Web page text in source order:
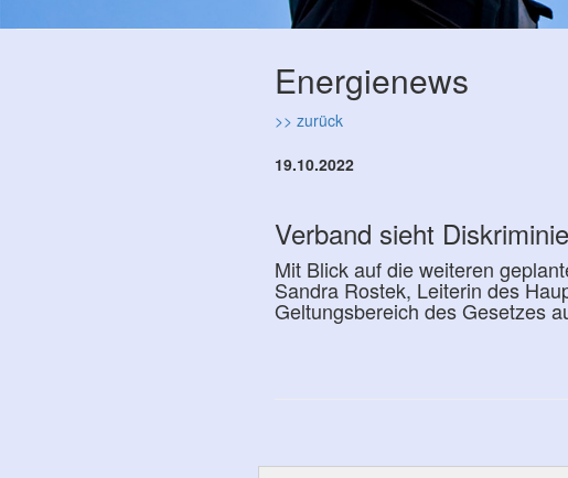
Energienews
>> zurück
19.10.2022
Verband sieht
Mit Blick auf die weiteren
Sandra Rostek, Leiterin des
Geltungsbereich des Gesetzes